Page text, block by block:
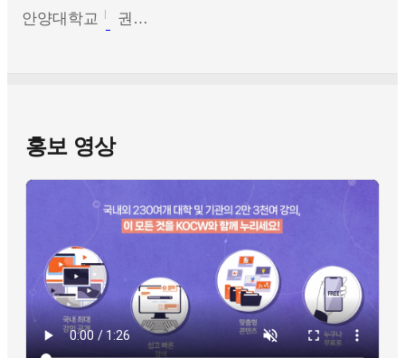
안양대학교 권원현
홍보 영상